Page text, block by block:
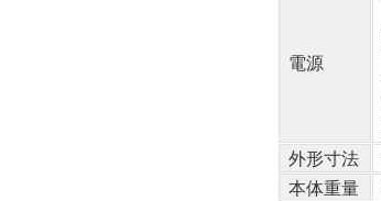
電源
外形寸法
本体重量